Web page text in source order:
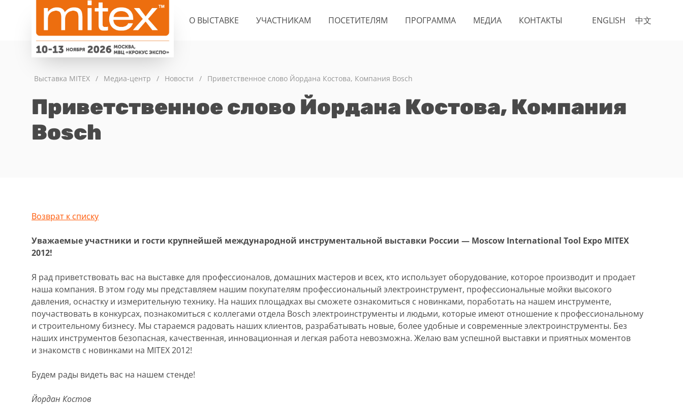
ENGLISH 中文
О ВЫСТАВКЕ УЧАСТНИКАМ ПОСЕТИТЕЛЯМ ПРОГРАММА МЕДИА КОНТАКТЫ
Выставка MITEX / Медиа-центр / Новости / Приветственное слово Йордана Костова, Компания Bosch
Приветственное слово Йордана Костова, Компания
Bosch
Возврат к списку
Уважаемые участники и гости крупнейшей международной инструментальной выставки России — Moscow International Tool Expo MITEX
2012!
Я рад приветствовать вас на выставке для профессионалов, домашних мастеров и всех, кто использует оборудование, которое производит и продает
наша компания. В этом году мы представляем нашим покупателям профессиональный электроинструмент, профессиональные мойки высокого
давления, оснастку и измерительную технику. На наших площадках вы сможете ознакомиться с новинками, поработать на нашем инструменте,
поучаствовать в конкурсах, познакомиться с коллегами отдела Bosch электроинструменты и людьми, которые имеют отношение к профессиональному
и строительному бизнесу. Мы стараемся радовать наших клиентов, разрабатывать новые, более удобные и современные электроинструменты. Без
наших инструментов безопасная, качественная, инновационная и легкая работа невозможна. Желаю вам успешной выставки и приятных моментов
и знакомств с новинками на MITEX 2012!
Будем рады видеть вас на нашем стенде!
Йордан Костов